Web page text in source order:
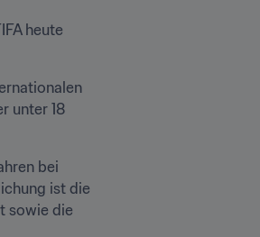
heute
unter 18
bei
ist die
sowie die